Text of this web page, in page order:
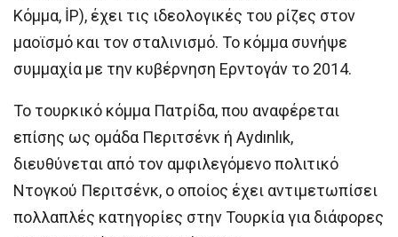
Κόμμα, İP), έχει τις ιδεολογικές του ρίζες στον
μαοϊσμό και τον σταλινισμό. Το κόμμα συνήψε
συμμαχία με την κυβέρνηση Ερντογάν το 2014.
Το τουρκικό κόμμα Πατρίδα, που αναφέρεται
επίσης ως ομάδα Περιτσένκ ή Aydınlık,
διευθύνεται από τον αμφιλεγόμενο πολιτικό
Ντογκού Περιτσένκ, ο οποίος έχει αντιμετωπίσει
πολλαπλές κατηγορίες στην Τουρκία για διάφορες